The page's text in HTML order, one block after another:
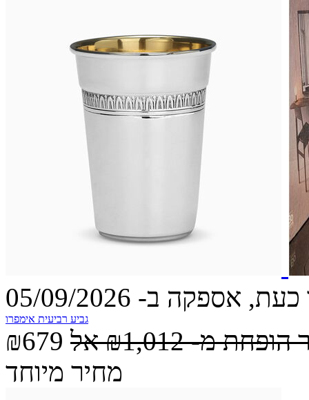
אספקה ב- 05/09/2026
גביע רביעית אימפרו
₪679 הופחת מ-₪1,012 אל
מחיר מיוחד